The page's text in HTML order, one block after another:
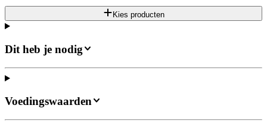
Kies producten
Dit heb je nodig
Voedingswaarden